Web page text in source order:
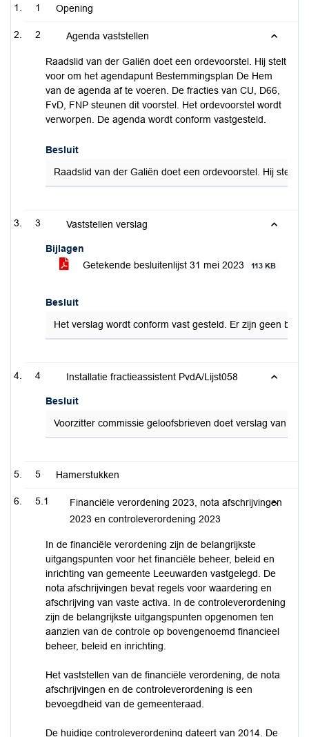
1 Opening
2 Agenda vaststellen
Raadslid van der Galiën doet een ordevoorstel. Hij stelt
voor om het agendapunt Bestemmingsplan De Hem
van de agenda af te voeren. De fracties van CU, D66,
FvD, FNP steunen dit voorstel. Het ordevoorstel wordt
verworpen. De agenda wordt conform vastgesteld.
Besluit
Raadslid van der Galiën doet een ordevoorstel. Hij stelt
3 Vaststellen verslag
Bijlagen
Getekende besluitenlijst 31 mei 2023
113 KB
Besluit
Het verslag wordt conform vast gesteld. Er zijn geen
4 Installatie fractieassistent PvdA/Lijst058
Besluit
Voorzitter commissie geloofsbrieven doet verslag van
5 Hamerstukken
5.1
Financiële verordening 2023, nota afschrijvingen
2023 en controleverordening 2023
In de financiële verordening zijn de belangrijkste
uitgangspunten voor het financiële beheer, beleid en
inrichting van gemeente Leeuwarden vastgelegd. De
nota afschrijvingen bevat regels voor waardering en
afschrijving van vaste activa. In de controleverordening
zijn de belangrijkste uitgangspunten opgenomen ten
aanzien van de controle op bovengenoemd financieel
beheer, beleid en inrichting.
Het vaststellen van de financiële verordening, de nota
afschrijvingen en de controleverordening is een
bevoegdheid van de gemeenteraad.
De huidige controleverordening dateert van 2014. De